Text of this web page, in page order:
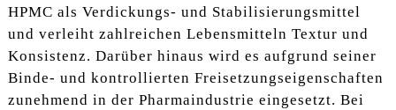
HPMC als Verdickungs- und Stabilisierungsmittel
und verleiht zahlreichen Lebensmitteln Textur und
Konsistenz. Darüber hinaus wird es aufgrund seiner
Binde- und kontrollierten Freisetzungseigenschaften
zunehmend in der Pharmaindustrie eingesetzt. Bei